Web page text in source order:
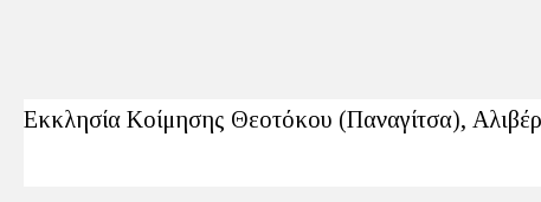
Εκκλησία Κοίμησης Θεοτόκου (Παναγίτσα),